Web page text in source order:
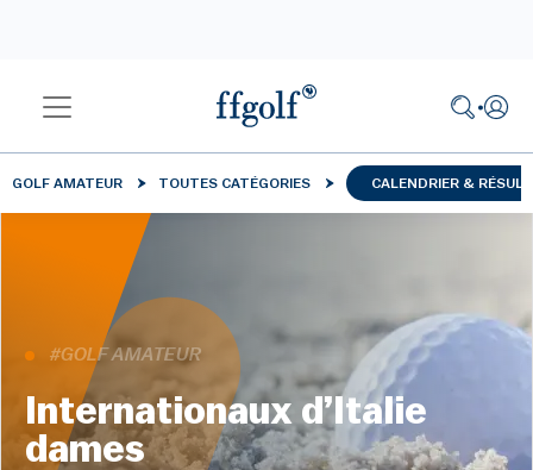
GOLF AMATEUR TOUTES CATÉGORIES CALENDRIER &
#GOLF AMATEUR
Internationaux d’Italie
dames